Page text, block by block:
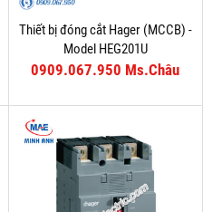
Thiết bị đóng cắt Hager (MCCB) -
Model HEG201U
0909.067.950 Ms.Châu